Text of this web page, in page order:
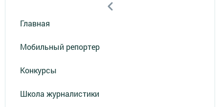
Главная
Мобильный репортер
Конкурсы
Школа журналистики